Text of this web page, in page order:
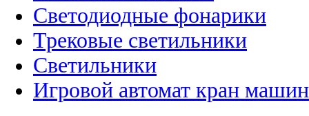
Светодиодные фонарики
Трековые светильники
Светильники
Игровой автомат кран